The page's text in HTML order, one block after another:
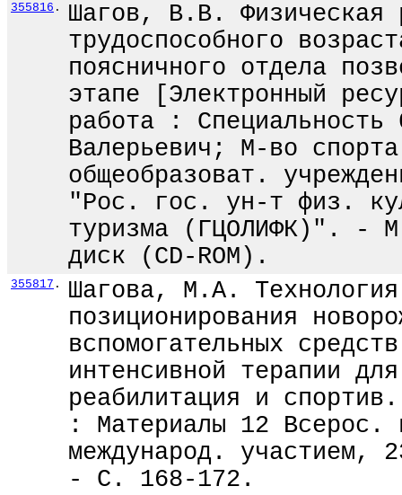
355816 .
Шагов, В.В. Физическая
трудоспособного
поясничного отдела
этапе [Электронный
работа :
Валерьевич; М-во
общеобразоват.
"Рос. гос. ун-т физ.
туризма (ГЦОЛИФК)". -
диск (CD-ROM).
355817 .
Шагова, М.А. Технология
позиционирования
вспомогательных
интенсивной терапии
реабилитация и
: Материалы 12
международ.
- С. 168-172.